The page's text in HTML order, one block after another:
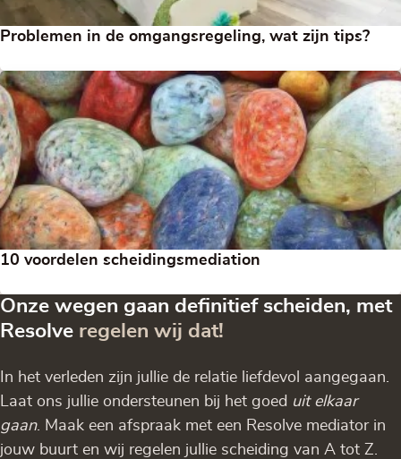
Problemen in de omgangsregeling, wat zijn tips?
10 voordelen scheidingsmediation
Onze wegen gaan definitief scheiden, met
Resolve regelen wij dat!
In het verleden zijn jullie de relatie liefdevol aangegaan.
Laat ons jullie ondersteunen bij het goed uit elkaar
gaan. Maak een afspraak met een Resolve mediator in
jouw buurt en wij regelen jullie scheiding van A tot Z.